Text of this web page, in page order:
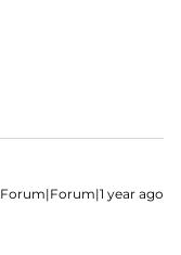
Forum|Forum|1 year ago